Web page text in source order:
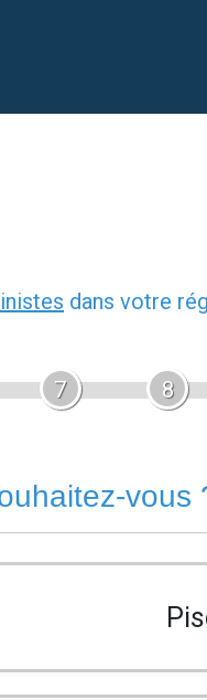
dans votre
7 8
vous